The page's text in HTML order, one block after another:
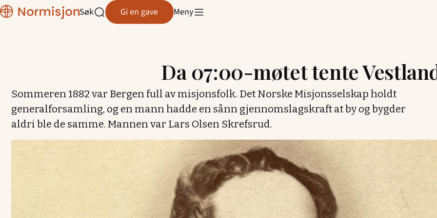
innhold
Normisjon
Hordaland
Åpne
Søk Gi en gave Meny
Da 07:00-møtet tente
Sommeren 1882 var Bergen full av misjonsfolk. Det Norske Misjonsselskap holdt
generalforsamling, og en mann hadde en sånn gjennomslagskraft at by og bygder
aldri ble de samme. Mannen var Lars Olsen Skrefsrud.